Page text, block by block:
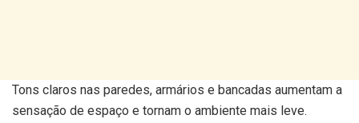
Tons claros nas paredes, armários e bancadas aumentam a
sensação de espaço e tornam o ambiente mais leve.